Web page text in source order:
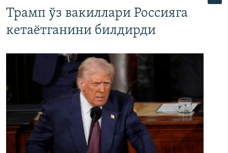
Трамп ўз вакиллари Россияга
кетаётганини билдирди